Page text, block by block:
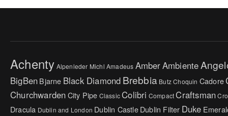
Achenty Alpenleder Michl Amadeus AmberAmbiente
BigBenBjarne Black Diamond Brebbia Butz Choquin Cadore
ChurchwardenCity Pipe ClassicColibri Compact Craftsman
Dracula Dublin and London Dublin CastleDublin Filter Duke